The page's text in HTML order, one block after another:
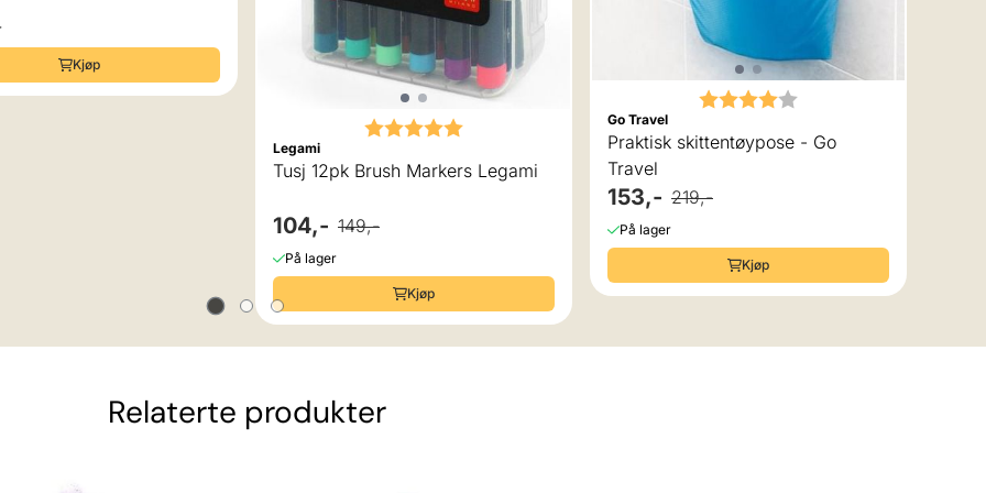
Kjøp
Karakter:
Legami
Tusj 12pk Brush Markers Legami
104,- 149,-
På lager
Kjøp
Karakter:
Go Travel
Praktisk skittentøypose - Go
Travel
153,- 219,-
På lager
Kjøp
Relaterte produkter